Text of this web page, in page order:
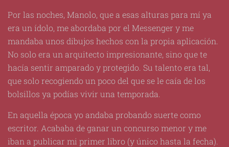
Por las noches, Manolo, que a esas alturas para mí ya
era un ídolo, me abordaba por el Messenger y me
mandaba unos dibujos hechos con la propia aplicación.
No solo era un arquitecto impresionante, sino que te
hacía sentir amparado y protegido. Su talento era tal,
que solo recogiendo un poco del que se le caía de los
bolsillos ya podías vivir una temporada.
En aquella época yo andaba probando suerte como
escritor. Acababa de ganar un concurso menor y me
iban a publicar mi primer libro (y único hasta la fecha).